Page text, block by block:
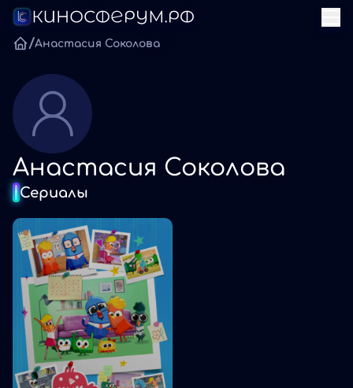
/Анастасия Соколова
Анастасия Соколова
Сериалы